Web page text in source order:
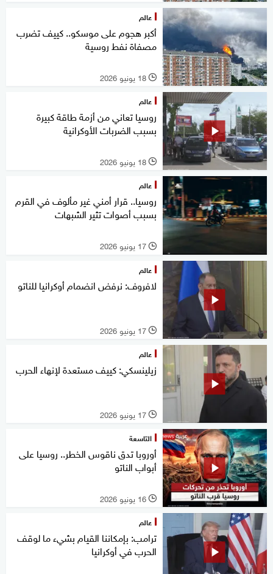
عالم
أكبر هجوم على موسكو.. كييف تضرب
مصفاة نفط روسية
l 18 يونيو 2026
عالم
روسيا تعاني من أزمة طاقة كبيرة
بسبب الضربات الأوكرانية
l 18 يونيو 2026
عالم
روسيا.. قرار أمني غير مألوف في القرم
بسبب أصوات تثير الشبهات
l 17 يونيو 2026
عالم
لافروف: نرفض انضمام أوكرانيا للناتو
l 17 يونيو 2026
عالم
زيلينسكي: كييف مستعدة لإنهاء الحرب
l 17 يونيو 2026
التاسعة
أوروبا تدق ناقوس الخطر.. روسيا على
أبواب الناتو
l 16 يونيو 2026
عالم
ترامب: بإمكاننا القيام بشيء ما لوقف
الحرب في أوكرانيا